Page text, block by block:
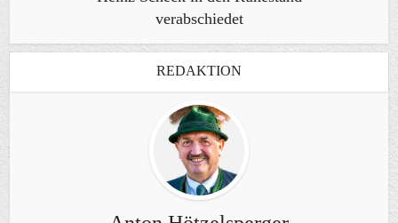
verabschiedet
REDAKTION